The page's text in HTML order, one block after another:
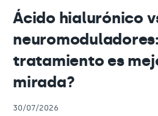
Ácido hialurónico
tratamiento es
mirada?
30/07/2026